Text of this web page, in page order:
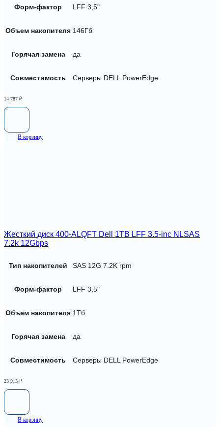
Форм-фактор LFF 3,5"
Объем накопителя 146Гб
Горячая замена да
Совместимость Серверы DELL PowerEdge
14 787 ₽
В корзину
Жесткий диск 400-ALQFT Dell 1TB LFF 3.5-inc NLSAS
7.2k 12Gbps
Тип накопителей SAS 12G 7.2K rpm
Форм-фактор LFF 3,5"
Объем накопителя 1Тб
Горячая замена да
Совместимость Серверы DELL PowerEdge
23 913 ₽
В корзину